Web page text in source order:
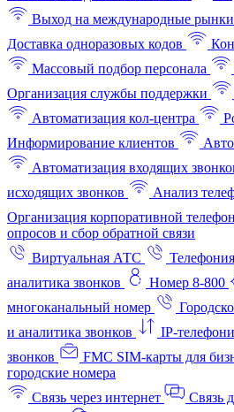
Выход на международные рынки
Доставка одноразовых кодов
Массовый подбор персонала
Организация службы поддержки
Автоматизация кол-центра
Информирование клиентов
Автоматизация входящих
исходящих звонков
Анализ
Организация корпоративной
опросов и сбор обратной связи
Виртуальная АТС
аналитика звонков
Номер 8-800
многоканальный номер
и аналитика звонков
IP-
звонков
FMC SIM-карты для
городские номера
Связь через интернет
Связь